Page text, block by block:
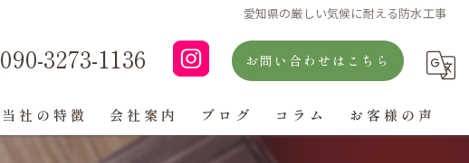
愛知県の厳しい気候に耐える防水工事
090-3273-1136 お問い合わせはこちら
当社の特徴 会社案内 ブログ コラム お客様の声